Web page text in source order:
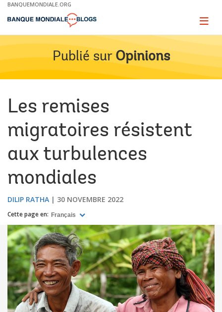
Skip
Main
BANQUEMONDIALE.ORG
Page
Publié sur Opinions
Les remises
migratoires résistent
aux turbulences
mondiales
DILIP RATHA 30 NOVEMBRE 2022
Cette page en: Français